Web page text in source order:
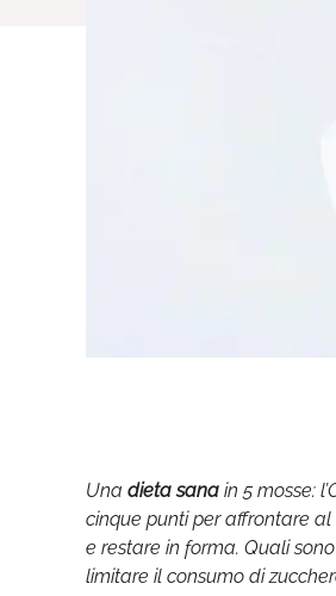
Una dieta sana in 5 mosse:
cinque punti per affrontare al
e restare in forma. Quali
limitare il consumo di